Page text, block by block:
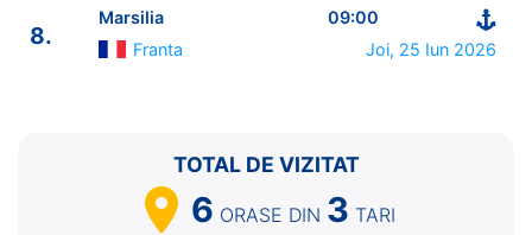
6.
Civitavecchia, Roma
07:00 - 19:00
7. Genova Italia
8.
Marsilia
09:00
Franta
Joi, 25 Iun 2026
TOTAL DE VIZITAT
6 ORASE DIN 3 TARI